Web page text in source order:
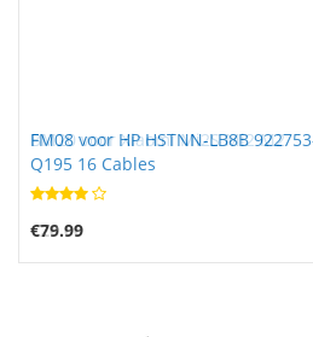
FM08 voor HP HSTNN-LB8B
Q195 16 Cables
€79.99